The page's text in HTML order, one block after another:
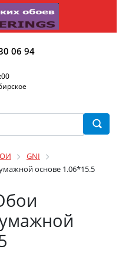
06 94
GNI
основе 1.06*15.5